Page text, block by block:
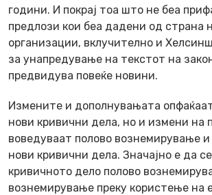
години. И покрај тоа што не беа
предлози кои беа дадени од страна
организации, вклучително и
за унапредување на текстот на
предвидува повеќе новини.
Измените и дополнувањата
нови кривични дела, но и измени на
воведуваат полово вознемирување
нови кривични дела. Значајно е да
кривичното дело полово
вознемирување преку користење на